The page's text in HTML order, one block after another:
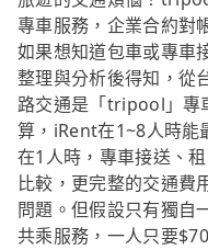
專車服務，企業合約對
如果想知道包車或專車
整理與分析後得知，從
路交通是「tripool」專
算，iRent在1~8人時能
在1人時，專車接送、
比較，更完整的交通費
問題。但假設只有獨
共乘服務，一人只要